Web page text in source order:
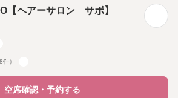
【ヘアーサロン サボ】
件）
空席確認・予約する